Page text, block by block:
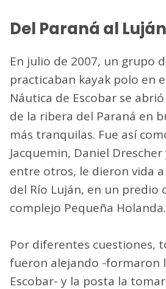
Del Paraná al Luján
En julio de 2007, un grupo
practicaban kayak polo en
Náutica de Escobar se
de la ribera del Paraná en
más tranquilas. Fue así
Jacquemin, Daniel Drescher
entre otros, le dieron vida a
del Río Luján, en un predio
complejo Pequeña Holanda.
Por diferentes cuestiones,
fueron alejando -formaron
Escobar- y la posta la